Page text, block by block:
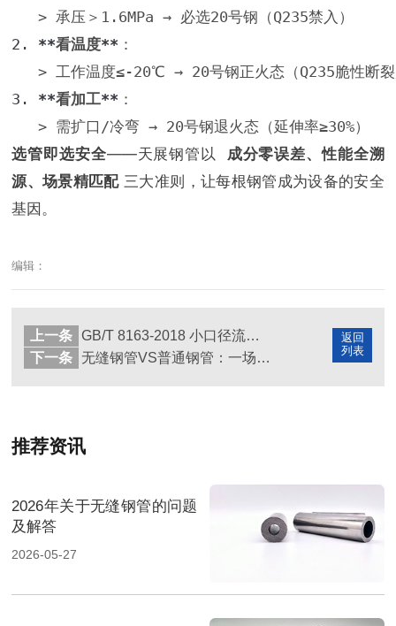
   > 承压＞1.6MPa → 必选20号钢（Q235禁入）
2.
**看温度** ：
> 工作温度≤-20℃ → 20号钢正火态（Q235脆性断
3.
**看加工** ：
   > 需扩口/冷弯 → 20号钢退火态（延伸率≥30%）
选管即选安全——天展钢管以
成分零误差、性能全溯
源、场景精匹配三大准则，让每根钢管成为设备的安全
基因。
编辑：
返回
列表
上一条
GB/T 8163-2018 小口径流体管专家：天展钢管的毫米级安全哲学
下一条
无缝钢管VS普通钢管：一场关乎安全的材质革命
推荐资讯
2026年关于无缝钢管的问题
及解答
2026-05-27